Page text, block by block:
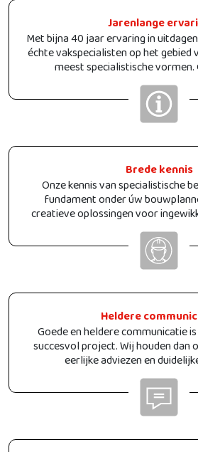
Jarenlange
Met bijna 40 jaar ervaring in
échte vakspecialisten op het
meest specialistische
Brede kennis
Onze kennis van specialistische
fundament onder úw
creatieve oplossingen voor
Heldere
Goede en heldere communicatie
succesvol project. Wij houden dan
eerlijke adviezen en